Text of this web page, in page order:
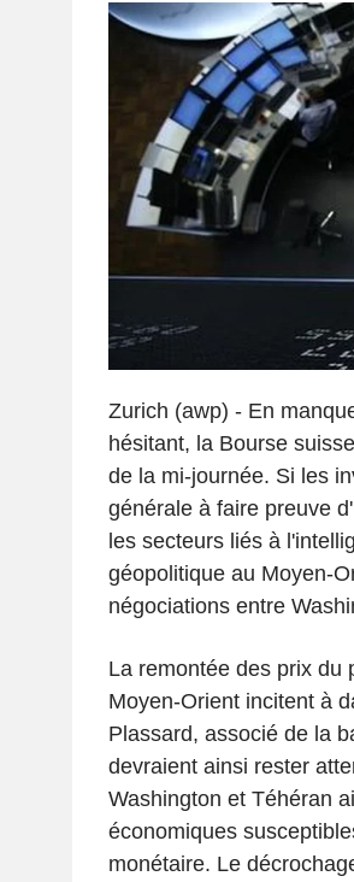
Zurich (awp) - En
hésitant, la Bourse
de la mi-journée. Si les
générale à faire preuve
les secteurs liés à
géopolitique au Moyen-
négociations entre
La remontée des prix du
Moyen-Orient incitent à
Plassard, associé de la
devraient ainsi rester
Washington et Téhéran
économiques
monétaire. Le